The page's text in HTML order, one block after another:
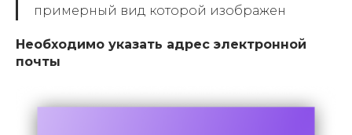
примерный вид которой изображен
Необходимо указать адрес электронной
почты